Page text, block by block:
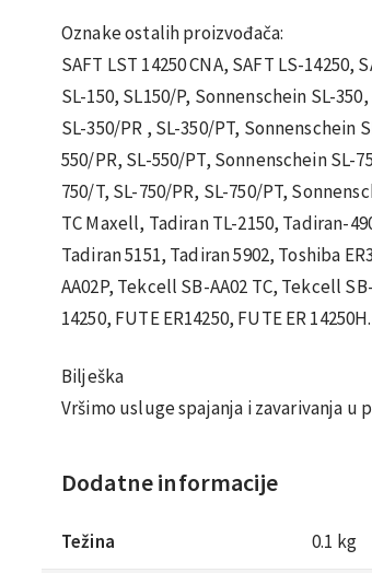
Oznake ostalih proizvođača:
SAFT LST 14250 CNA, SAFT LS-14250,
SL-150, SL150/P, Sonnenschein SL-
SL-350/PR , SL-350/PT, Sonnenschein
550/PR, SL-550/PT, Sonnenschein SL-
750/T, SL-750/PR, SL-750/PT,
TC Maxell, Tadiran TL-2150, Tadiran-
Tadiran 5151, Tadiran 5902, Toshiba
AA02P, Tekcell SB-AA02 TC, Tekcell
14250, FUTE ER14250, FUTE ER 14250H.
Bilješka
Vršimo usluge spajanja i zavarivanja u
Dodatne informacije
Težina 0.1 kg